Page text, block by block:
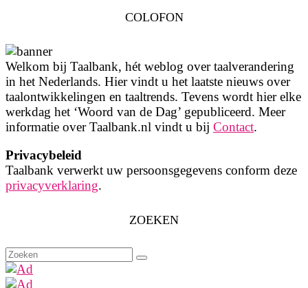
COLOFON
Welkom bij Taalbank, hét weblog over taalverandering
in het Nederlands. Hier vindt u het laatste nieuws over
taalontwikkelingen en taaltrends. Tevens wordt hier elke
werkdag het ‘Woord van de Dag’ gepubliceerd. Meer
informatie over Taalbank.nl vindt u bij Contact.
Privacybeleid
Taalbank verwerkt uw persoonsgegevens conform deze
privacyverklaring.
ZOEKEN
Zoeken
naar: